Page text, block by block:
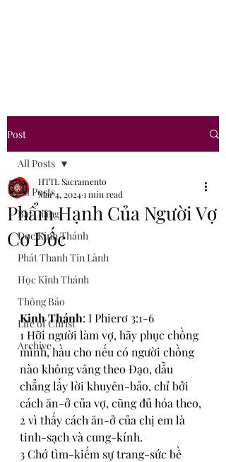
Post
All Posts
Bài Giảng
Đọc Kinh Thánh
Phát Thanh Tin Lành
Học Kinh Thánh
Thông Báo
Life of Christ
Archive
All Posts
Phẩm Hạnh Của Người Vợ
Cơ Đốc
HTTL Sacramento
Mar 4, 20241 min read
Kinh Thánh: I Phierơ 3:1-6
1 Hỡi người làm vợ, hãy phục chồng
mình, hầu cho nếu có người chồng
nào không vâng theo Đạo, dẫu
chẳng lấy lời khuyên-bảo, chỉ bởi
cách ăn-ở của vợ, cũng đủ hóa theo,
2 vì thấy cách ăn-ở của chị em là
tinh-sạch và cung-kính.
3 Chớ tìm-kiếm sự trang-sức bề